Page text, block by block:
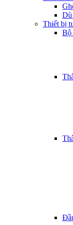
Dù
Thiết bị
Bộ